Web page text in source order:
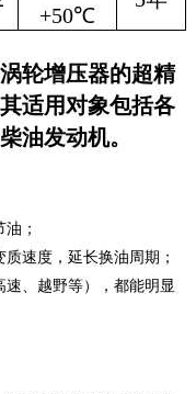
+50℃
轮增压器的超精
适用对象包括各
油发动机。
；
速度，延长换油周期；
、越野等），都能明显